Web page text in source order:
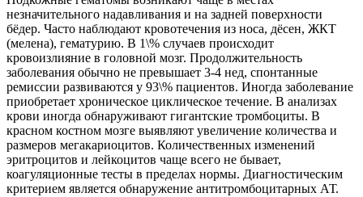
незначительного надавливания и на задней поверхности
бёдер. Часто наблюдают кровотечения из носа, дёсен, ЖКТ
(мелена), гематурию. В 1\% случаев происходит
кровоизлияние в головной мозг. Продолжительность
заболевания обычно не превышает 3-4 нед, спонтанные
ремиссии развиваются у 93\% пациентов. Иногда заболевание
приобретает хроническое циклическое течение. В анализах
крови иногда обнаруживают гигантские тромбоциты. В
красном костном мозге выявляют увеличение количества и
размеров мегакариоцитов. Количественных изменений
эритроцитов и лейкоцитов чаще всего не бывает,
коагуляционные тесты в пределах нормы. Диагностическим
критерием является обнаружение антитромбоцитарных АТ.